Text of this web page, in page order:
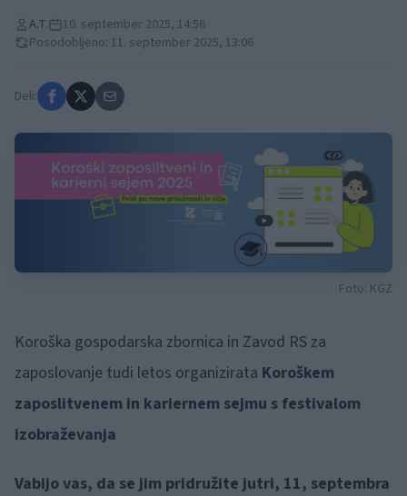
A.T.
10. september 2025, 14:56
Posodobljeno: 11. september 2025, 13:06
Deli:
Foto: KGZ
Koroška gospodarska zbornica in Zavod RS za
zaposlovanje tudi letos organizirata Koroškem
zaposlitvenem in kariernem sejmu s festivalom
izobraževanja
Vabijo vas, da se jim pridružite jutri, 11, septembra